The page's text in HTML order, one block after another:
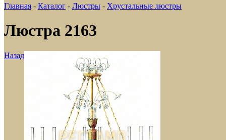
Главная - Каталог - Люстры - Хрустальные люстры
Люстра 2163
Назад